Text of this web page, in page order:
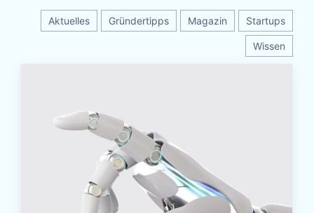
Aktuelles Gründertipps Magazin Startups
Wissen